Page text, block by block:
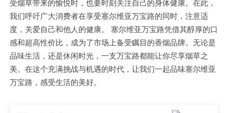
受烟草带来的愉悦时，也要时刻关注自己的身体健康。在此，
我们呼吁广大消费者在享受塞尔维亚万宝路的同时，注意适
度，关爱自己和他人的健康。 塞尔维亚万宝路凭借其醇厚的口
感和超高性价比，成为了市场上备受瞩目的香烟品牌。无论是
品味生活，还是休闲时光，一支万宝路都能让你尽享烟草之
美。在这个充满挑战与机遇的时代，让我们一起品味塞尔维亚
万宝路，感受生活的美好。